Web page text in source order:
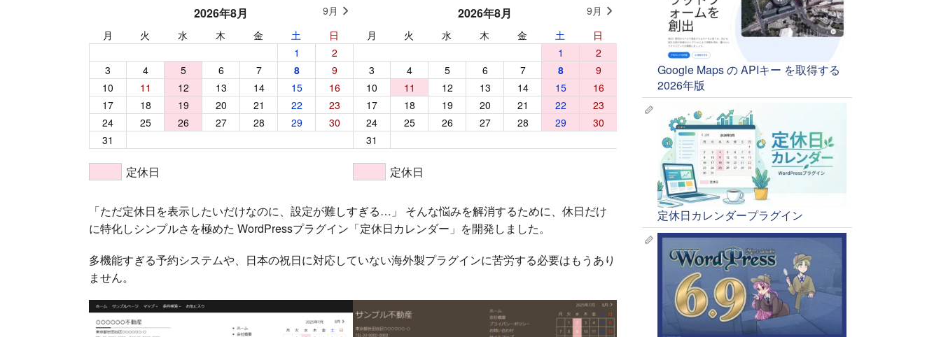
9月
2026年8月
月 火 水 木 金 土
日
1
2
3
4 5 6 7 8
9
10
11 12 13 14 15
16
17
18 19 20 21 22
23
24
25 26 27 28 29
30
31
定休日
2026年9月
月 火 水 木 金 土
日
5
6
7
8 9 10 11 12
13
14
15 16 17 18 19
20
21
22 23 24 25 26
27
28
29 30
定休日
9月
2026年8月
月 火 水 木 金 土
日
1
2
3
4 5 6 7 8
9
10
11 12 13 14 15
16
17
18 19 20 21 22
23
24
25 26 27 28 29
30
31
定休日
2026年9月
火 水 木 金 土
1
2
8 9 10 11 12
15
29 30
定休日
「ただ定休日を表示したいだけなのに、設定が難しすぎる…」 そんな悩みを解消するために、休日だけ
に特化しシンプルさを極めた WordPressプラグイン「定休日カレンダー」を開発しました。
多機能すぎる予約システムや、日本の祝日に対応していない海外製プラグインに苦労する必要はもうあり
ません。
Google Maps の APIキー を取得する
2026年版
定休日カレンダープラグイン